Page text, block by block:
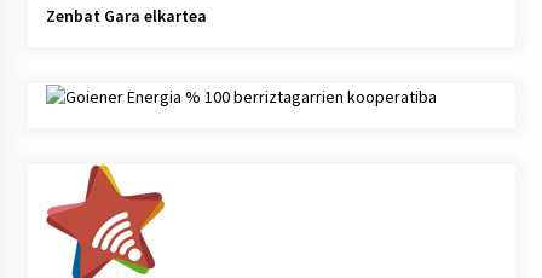
Zenbat Gara elkartea